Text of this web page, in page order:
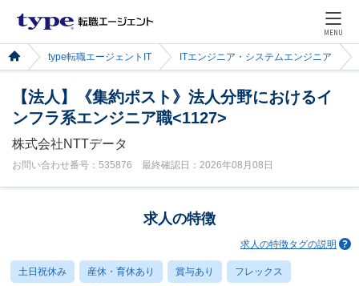
MENU
type転職エージェントIT ITエンジニア・システムエンジニア
【法人】《集約ポスト》法人分野におけるイ
ンフラ系エンジニア職<1127>
株式会社NTTデータ
お問い合わせ番号：535876 最終確認日：2026年08月08日
求人の特徴
求人の特徴タグの説明
土日祝休み 産休・育休あり 賞与あり フレックス